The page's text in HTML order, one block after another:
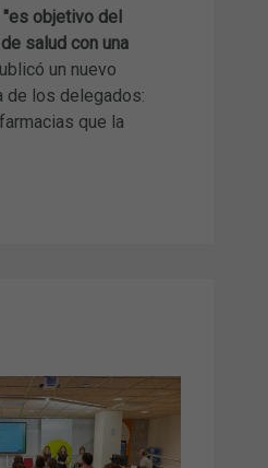
"es objetivo del
salud con una
un nuevo
de los delegados:
que la